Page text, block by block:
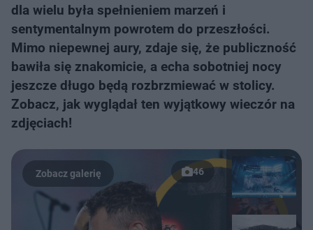
dla wielu była spełnieniem marzeń i
sentymentalnym powrotem do przeszłości.
Mimo niepewnej aury, zdaje się, że publiczność
bawiła się znakomicie, a echa sobotniej nocy
jeszcze długo będą rozbrzmiewać w stolicy.
Zobacz, jak wyglądał ten wyjątkowy wieczór na
zdjęciach!
46